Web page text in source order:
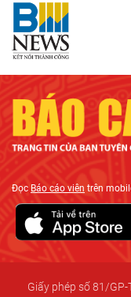
ĐọcBáo cáo viên trên
Giấy phép số 81/GP-